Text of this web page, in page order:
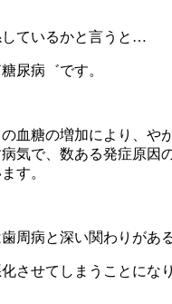
しているかと言うと…
尿病゛です。
血糖の増加により、や
気で、数ある発症原因
す。
周病と深い関わりがあ
させてしまうことにな